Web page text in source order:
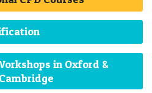
in Oxford &
Cambridge